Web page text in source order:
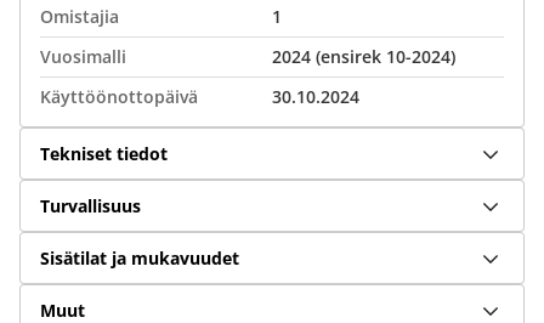
Omistajia
1
Vuosimalli
2024 (ensirek 10-2024)
Käyttöönottopäivä
30.10.2024
Tekniset tiedot
Turvallisuus
Sisätilat ja mukavuudet
Muut